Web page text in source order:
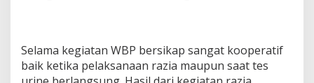
Selama kegiatan WBP bersikap sangat kooperatif
baik ketika pelaksanaan razia maupun saat tes